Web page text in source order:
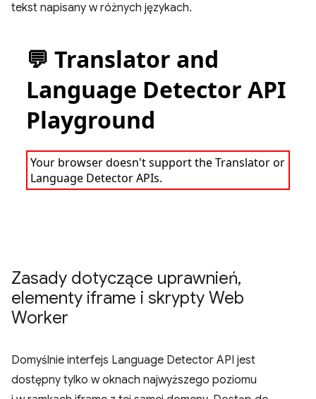
tekst napisany w różnych językach.
Zasady dotyczące uprawnień,
elementy iframe i skrypty Web
Worker
Domyślnie interfejs Language Detector API jest
dostępny tylko w oknach najwyższego poziomu